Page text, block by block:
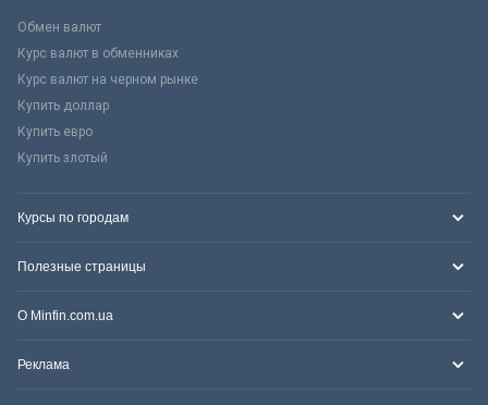
Обмен валют
Курс валют в обменниках
Курс валют на черном рынке
Купить доллар
Купить евро
Купить злотый
Курсы по городам
Полезные страницы
О Minfin.com.ua
Реклама